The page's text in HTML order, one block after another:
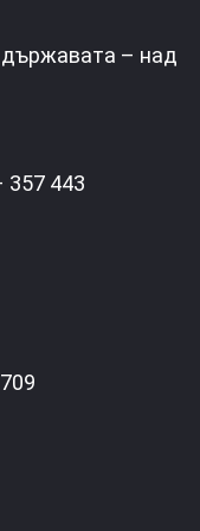
– над
357 443